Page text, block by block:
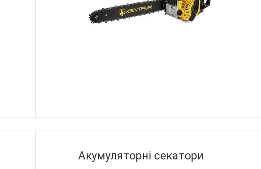
Акумуляторні секатори